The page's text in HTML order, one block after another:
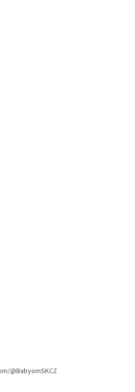
@BabyomSKCZ